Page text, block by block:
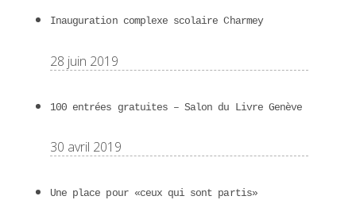
Inauguration complexe scolaire Charmey
28 juin 2019
100 entrées gratuites – Salon du Livre Genève
30 avril 2019
Une place pour «ceux qui sont partis»